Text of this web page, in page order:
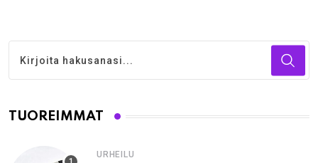
TUOREIMMAT
URHEILU